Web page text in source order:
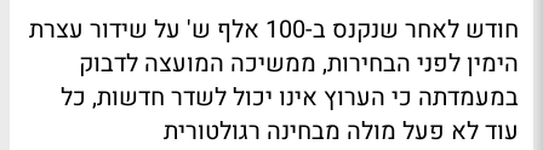
חודש לאחר שנקנס ב-100 אלף ש' על שידור עצרת
הימין לפני הבחירות, ממשיכה המועצה לדבוק
במעמדתה כי הערוץ אינו יכול לשדר חדשות, כל
עוד לא פעל מולה מבחינה רגולטורית